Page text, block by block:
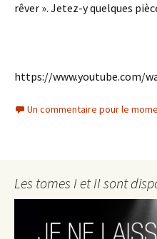
rêver ». Jetez-y quelques
https://www.youtube.com/
Un commentaire pour le
Les tomes I et II sont